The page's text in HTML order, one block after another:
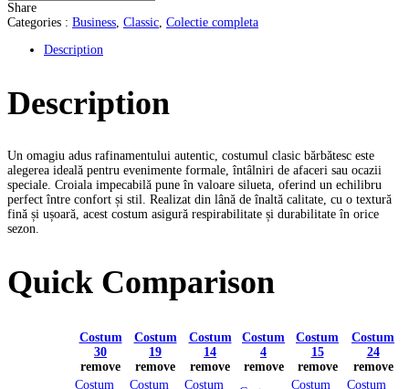
Share
Categories : Business, Classic, Colectie completa
Description
Description
Un omagiu adus rafinamentului autentic, costumul clasic bărbătesc este
alegerea ideală pentru evenimente formale, întâlniri de afaceri sau ocazii
speciale. Croiala impecabilă pune în valoare silueta, oferind un echilibru
perfect între confort și stil. Realizat din lână de înaltă calitate, cu o textură
fină și ușoară, acest costum asigură respirabilitate și durabilitate în orice
sezon.
Quick Comparison
Costum
30
remove
Costum
19
remove
Costum
14
remove
Costum
4
remove
Costum
15
remove
Costum
24
remove
Costum
Costum
Costum
Costum
Costum